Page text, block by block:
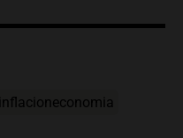
inflacioneconomia